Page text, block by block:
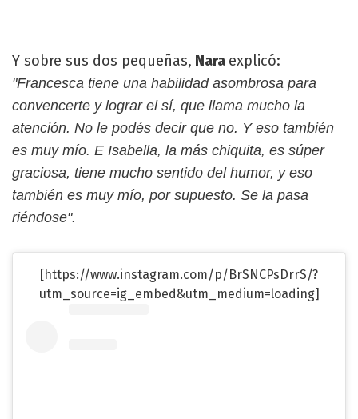
Y sobre sus dos pequeñas, Nara explicó:
"Francesca tiene una habilidad asombrosa para
convencerte y lograr el sí, que llama mucho la
atención. No le podés decir que no. Y eso también
es muy mío. E Isabella, la más chiquita, es súper
graciosa, tiene mucho sentido del humor, y eso
también es muy mío, por supuesto. Se la pasa
riéndose".
[https://www.instagram.com/p/BrSNCPsDrrS/?
utm_source=ig_embed&utm_medium=loading]